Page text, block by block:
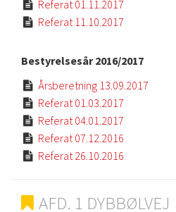
 Referat 01.11.2017
 Referat 11.10.2017
Bestyrelsesår 2016/2017
 Årsberetning 13.09.2017
 Referat 01.03.2017
 Referat 04.01.2017
 Referat 07.12.2016
 Referat 26.10.2016
AFD. 1 DYBBØLVEJ